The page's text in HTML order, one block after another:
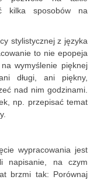
kilka sposobów na
stylistycznej z języka
to nie epopeja
wymyślenie pięknej
długi, ani piękny,
nad nim godzinami.
np. przepisać temat
wypracowania jest
napisanie, na czym
brzmi tak: Porównaj